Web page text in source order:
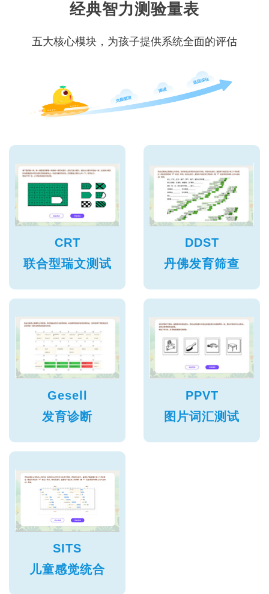
经典智力测验量表
五大核心模块，为孩子提供系统全面的评估
CRT
联合型瑞文测试
DDST
丹佛发育筛查
Gesell
发育诊断
PPVT
图片词汇测试
SITS
儿童感觉统合